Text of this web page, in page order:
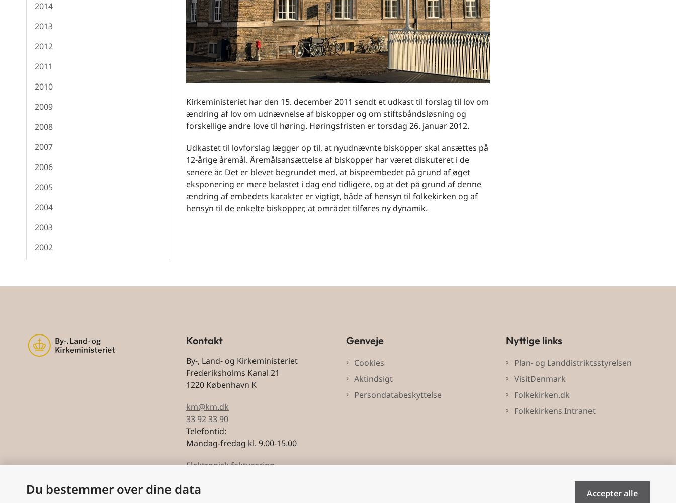
2014
2013
2012
2011
2010
2009
2008
2007
2006
2005
2004
2003
2002
Kirkeministeriet har den 15. december 2011 sendt et udkast til forslag til lov om
ændring af lov om udnævnelse af biskopper og om stiftsbåndsløsning og
forskellige andre love til høring. Høringsfristen er torsdag 26. januar 2012.
Udkastet til lovforslag lægger op til, at nyudnævnte biskopper skal ansættes på
12-årige åremål. Åremålsansættelse af biskopper har været diskuteret i de
senere år. Det er blevet begrundet med, at bispeembedet på grund af øget
eksponering er mere belastet i dag end tidligere, og at det på grund af denne
ændring af embedets karakter er vigtigt, både af hensyn til folkekirken og af
hensyn til de enkelte biskopper, at området tilføres ny dynamik.
Kontakt
By-, Land- og Kirkeministeriet
Frederiksholms Kanal 21
1220 København K
km@km.dk
33 92 33 90
Telefontid:
Mandag-fredag kl. 9.00-15.00
Elektronisk fakturering
CVR: 59743228
Genveje
Cookies
Aktindsigt
Persondatabeskyttelse
Nyttige links
Plan- og Landdistriktsstyrelsen
VisitDenmark
Folkekirken.dk
Folkekirkens Intranet
Du bestemmer over dine data Accepter alle